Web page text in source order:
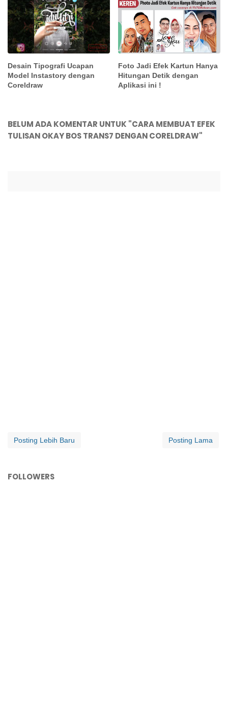
Desain Tipografi Ucapan
Model Instastory dengan
Coreldraw
Foto Jadi Efek Kartun Hanya
Hitungan Detik dengan
Aplikasi ini !
BELUM ADA KOMENTAR UNTUK "CARA MEMBUAT EFEK
TULISAN OKAY BOS TRANS7 DENGAN CORELDRAW"
Posting Lebih Baru Posting Lama
FOLLOWERS